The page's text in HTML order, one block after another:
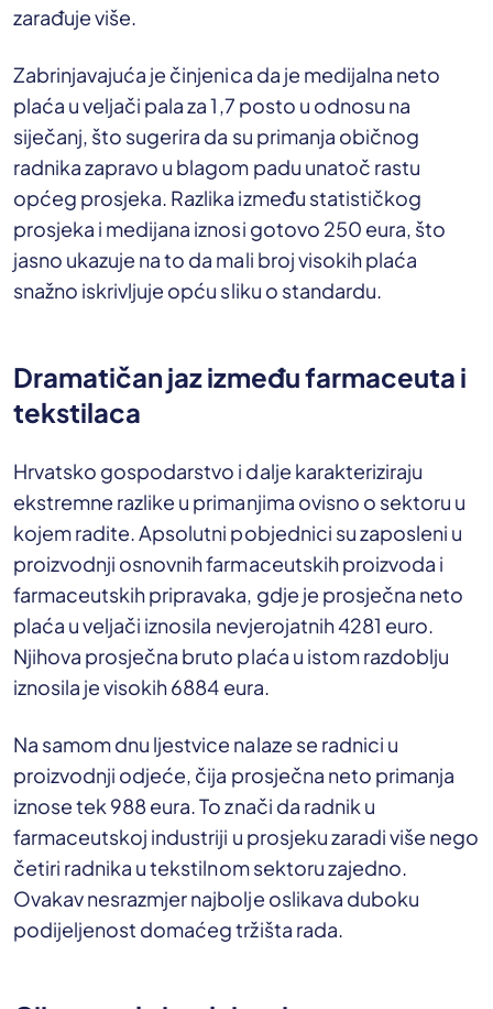
zarađuje više.
Zabrinjavajuća je činjenica da je medijalna neto
plaća u veljači pala za 1,7 posto u odnosu na
siječanj, što sugerira da su primanja običnog
radnika zapravo u blagom padu unatoč rastu
općeg prosjeka. Razlika između statističkog
prosjeka i medijana iznosi gotovo 250 eura, što
jasno ukazuje na to da mali broj visokih plaća
snažno iskrivljuje opću sliku o standardu.
Dramatičan jaz između farmaceuta i
tekstilaca
Hrvatsko gospodarstvo i dalje karakteriziraju
ekstremne razlike u primanjima ovisno o sektoru u
kojem radite. Apsolutni pobjednici su zaposleni u
proizvodnji osnovnih farmaceutskih proizvoda i
farmaceutskih pripravaka, gdje je prosječna neto
plaća u veljači iznosila nevjerojatnih 4281 euro.
Njihova prosječna bruto plaća u istom razdoblju
iznosila je visokih 6884 eura.
Na samom dnu ljestvice nalaze se radnici u
proizvodnji odjeće, čija prosječna neto primanja
iznose tek 988 eura. To znači da radnik u
farmaceutskoj industriji u prosjeku zaradi više nego
četiri radnika u tekstilnom sektoru zajedno.
Ovakav nesrazmjer najbolje oslikava duboku
podijeljenost domaćeg tržišta rada.